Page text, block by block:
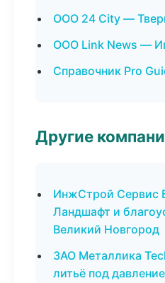
ООО 24 City —
ООО Link News —
Справочник Pro
Другие
ИнжСтрой Сервис
Ландшафт и
Великий Новгород
ЗАО Металлика
литьё под